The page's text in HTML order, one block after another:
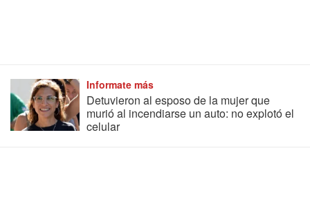
Informate más
Detuvieron al esposo de la mujer que
murió al incendiarse un auto: no explotó el
celular